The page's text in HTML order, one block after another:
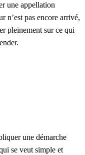
une appellation
n’est pas encore arrivé,
pleinement sur ce qui
une démarche
se veut simple et